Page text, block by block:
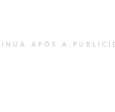
APÓS A